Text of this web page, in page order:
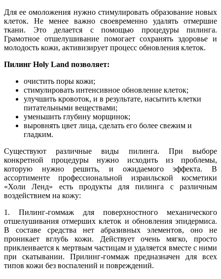
Для ее омоложения нужно стимулировать образование новых
клеток. Не менее важно своевременно удалять отмершие
ткани. Это делается с помощью процедуры пилинга.
Грамотное отшелушивание помогает сохранять здоровье и
молодость кожи, активизирует процесс обновления клеток.
Пилинг Holy Land позволяет:
очистить поры кожи;
стимулировать интенсивное обновление клеток;
улучшить кровоток, и в результате, насытить клетки
питательными веществами;
уменьшить глубину морщинок;
выровнять цвет лица, сделать его более свежим и
гладким.
Существуют различные виды пилинга. При выборе
конкретной процедуры нужно исходить из проблемы,
которую нужно решить, и ожидаемого эффекта. В
ассортименте профессиональной израильской косметики
«Холи Ленд» есть продукты для пилинга с различным
воздействием на кожу:
1. Пилинг-гоммаж для поверхностного механического
отшелушивания отмерших клеток и обновления эпидермиса.
В составе средства нет абразивных элементов, оно не
проникает вглубь кожи. Действует очень мягко, просто
приклеивается к мертвым частицам и удаляется вместе с ними
при скатывании. Прилинг-гоммаж предназначен для всех
типов кожи без воспалений и повреждений.